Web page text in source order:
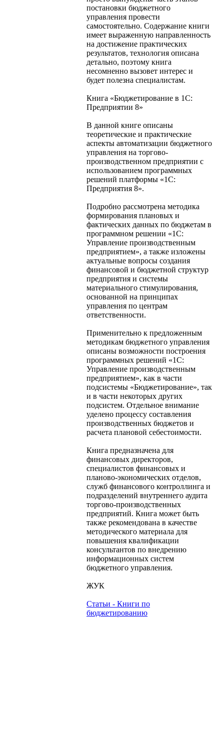
постановки бюджетного
управления провести
самостоятельно. Содержание книги
имеет выраженную направленность
на достижение практических
результатов, технология описана
детально, поэтому книга
несомненно вызовет интерес и
будет полезна специалистам.
Книга «Бюджетирование в 1С:
Предприятии 8»
В данной книге описаны
теоретические и практические
аспекты автоматизации бюджетного
управления на торгово-
производственном предприятии с
использованием программных
решений платформы «1С:
Предприятия 8».
Подробно рассмотрена методика
формирования плановых и
фактических данных по бюджетам в
программном решении «1С:
Управление производственным
предприятием», а также изложены
актуальные вопросы создания
финансовой и бюджетной структур
предприятия и системы
материального стимулирования,
основанной на принципах
управления по центрам
ответственности.
Применительно к предложенным
методикам бюджетного управления
описаны возможности построения
программных решений «1С:
Управление производственным
предприятием», как в части
подсистемы «Бюджетирование», так
и в части некоторых других
подсистем. Отдельное внимание
уделено процессу составления
производственных бюджетов и
расчета плановой себестоимости.
Книга предназначена для
финансовых директоров,
специалистов финансовых и
планово-экономических отделов,
служб финансового контроллинга и
подразделений внутреннего аудита
торгово-производственных
предприятий. Книга может быть
также рекомендована в качестве
методического материала для
повышения квалификации
консультантов по внедрению
информационных систем
бюджетного управления.
ЖУК
Статьи - Книги по
бюджетированию